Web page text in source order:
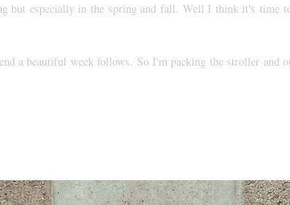
but especially in the spring and fall. Well I think it's time
a beautiful week follows. So I'm packing the stroller and